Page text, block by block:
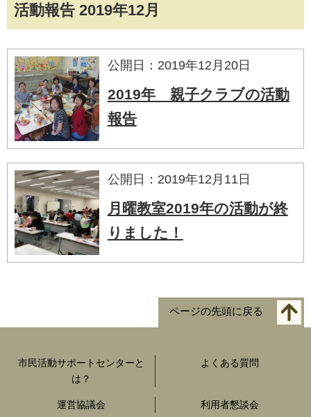
活動報告 2019年12月
公開日：2019年12月20日
2019年 親子クラブの活動
報告
公開日：2019年12月11日
月曜教室2019年の活動が終
りました！
ページの先頭に戻る
市民活動サポートセンターと
は？
よくある質問
運営協議会 利用者懇談会